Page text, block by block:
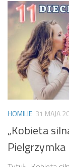
HOMILIE 31 MAJA
„Kobieta